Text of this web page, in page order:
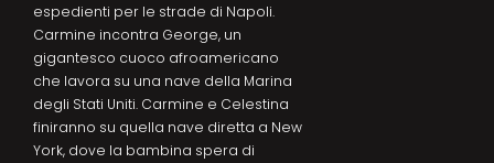
espedienti per le strade di Napoli.
Carmine incontra George, un
gigantesco cuoco afroamericano
che lavora su una nave della Marina
degli Stati Uniti. Carmine e Celestina
finiranno su quella nave diretta a New
York, dove la bambina spera di